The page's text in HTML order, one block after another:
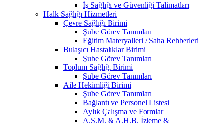
İş Sağlığı ve Güvenliği Talimatları
Halk Sağlığı Hizmetleri
Çevre Sağlığı Birimi
Şube Görev Tanımları
Eğitim Materyalleri / Saha Rehberleri
Bulaşıcı Hastalıklar Birimi
Şube Görev Tanımları
Toplum Sağlığı Birimi
Şube Görev Tanımları
Aile Hekimliği Birimi
Şube Görev Tanımları
Bağlantı ve Personel Listesi
Aylık Çalışma ve Formlar
A.S.M. & A.H.B. İzleme &